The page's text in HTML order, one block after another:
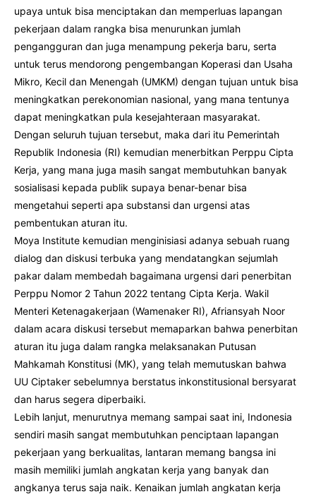
upaya untuk bisa menciptakan dan memperluas lapangan
pekerjaan dalam rangka bisa menurunkan jumlah
pengangguran dan juga menampung pekerja baru, serta
untuk terus mendorong pengembangan Koperasi dan Usaha
Mikro, Kecil dan Menengah (UMKM) dengan tujuan untuk bisa
meningkatkan perekonomian nasional, yang mana tentunya
dapat meningkatkan pula kesejahteraan masyarakat.
Dengan seluruh tujuan tersebut, maka dari itu Pemerintah
Republik Indonesia (RI) kemudian menerbitkan Perppu Cipta
Kerja, yang mana juga masih sangat membutuhkan banyak
sosialisasi kepada publik supaya benar-benar bisa
mengetahui seperti apa substansi dan urgensi atas
pembentukan aturan itu.
Moya Institute kemudian menginisiasi adanya sebuah ruang
dialog dan diskusi terbuka yang mendatangkan sejumlah
pakar dalam membedah bagaimana urgensi dari penerbitan
Perppu Nomor 2 Tahun 2022 tentang Cipta Kerja. Wakil
Menteri Ketenagakerjaan (Wamenaker RI), Afriansyah Noor
dalam acara diskusi tersebut memaparkan bahwa penerbitan
aturan itu juga dalam rangka melaksanakan Putusan
Mahkamah Konstitusi (MK), yang telah memutuskan bahwa
UU Ciptaker sebelumnya berstatus inkonstitusional bersyarat
dan harus segera diperbaiki.
Lebih lanjut, menurutnya memang sampai saat ini, Indonesia
sendiri masih sangat membutuhkan penciptaan lapangan
pekerjaan yang berkualitas, lantaran memang bangsa ini
masih memiliki jumlah angkatan kerja yang banyak dan
angkanya terus saja naik. Kenaikan jumlah angkatan kerja